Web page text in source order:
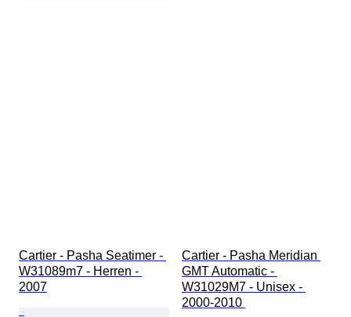
Cartier - Pasha Seatimer -
W31089m7 - Herren -
2007
Cartier - Pasha Meridian
GMT Automatic -
W31029M7 - Unisex -
2000-2010